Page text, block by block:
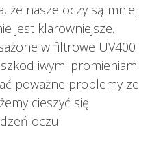
że nasze oczy są mniej
jest klarowniejsze.
w filtrowe UV400
promieniami
poważne problemy ze
cieszyć się
oczu.